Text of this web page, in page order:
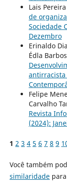
Lais
de
Sociedade
Dezembro
Erinaldo
Édla
antirracista
Felipe
Carvalho
Revista
(2024):
1 2 3 4 5 6 7 8 9
Você também
similaridadepara